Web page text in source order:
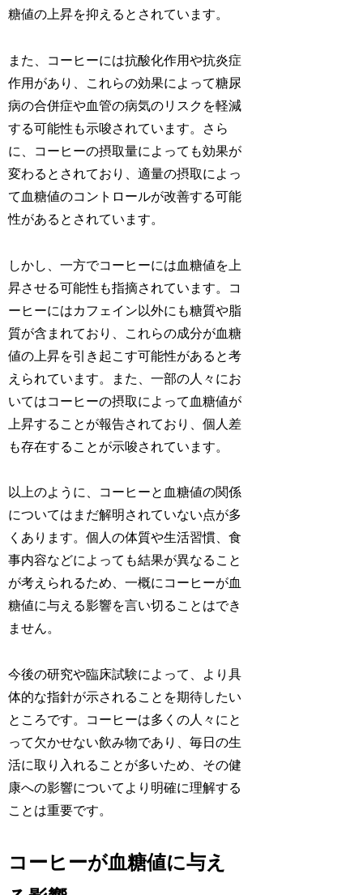
糖値の上昇を抑えるとされています。
また、コーヒーには抗酸化作用や抗炎症
作用があり、これらの効果によって糖尿
病の合併症や血管の病気のリスクを軽減
する可能性も示唆されています。さら
に、コーヒーの摂取量によっても効果が
変わるとされており、適量の摂取によっ
て血糖値のコントロールが改善する可能
性があるとされています。
しかし、一方でコーヒーには血糖値を上
昇させる可能性も指摘されています。コ
ーヒーにはカフェイン以外にも糖質や脂
質が含まれており、これらの成分が血糖
値の上昇を引き起こす可能性があると考
えられています。また、一部の人々にお
いてはコーヒーの摂取によって血糖値が
上昇することが報告されており、個人差
も存在することが示唆されています。
以上のように、コーヒーと血糖値の関係
についてはまだ解明されていない点が多
くあります。個人の体質や生活習慣、食
事内容などによっても結果が異なること
が考えられるため、一概にコーヒーが血
糖値に与える影響を言い切ることはでき
ません。
今後の研究や臨床試験によって、より具
体的な指針が示されることを期待したい
ところです。コーヒーは多くの人々にと
って欠かせない飲み物であり、毎日の生
活に取り入れることが多いため、その健
康への影響についてより明確に理解する
ことは重要です。
コーヒーが血糖値に与え